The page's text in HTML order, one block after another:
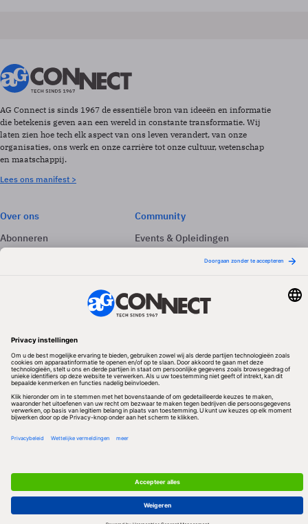
AG Connect is sinds 1967 de essentiële bron van ideeën en informatie
die betekenis geven aan een wereld in constante transformatie. Wij
laten zien hoe tech elk aspect van ons leven verandert, van onze
organisaties, ons werk en onze carrière tot onze cultuur, wetenschap
en maatschappij.
Lees ons manifest >
Over ons
Abonneren
Adverteren
Community
Events & Opleidingen
Volg ons
Redactionele partner
Algemene Voorwaarden & Copyrights